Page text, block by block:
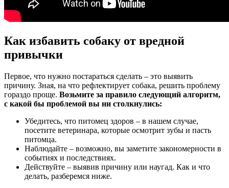
Как избавить собаку от вредной
привычки
Первое, что нужно постараться сделать – это выявить
причину. Зная, на что рефлектирует собака, решить проблему
гораздо проще. Возьмите за правило следующий алгоритм,
с какой бы проблемой вы ни столкнулись:
Убедитесь, что питомец здоров – в нашем случае,
посетите ветеринара, которые осмотрит зубы и пасть
питомца.
Наблюдайте – возможно, вы заметите закономерности в
событиях и последствиях.
Действуйте – выявив причину или наугад. Как и что
делать, разберемся ниже.